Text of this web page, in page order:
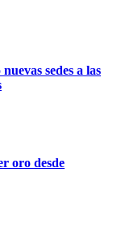
sedes a las
oro desde